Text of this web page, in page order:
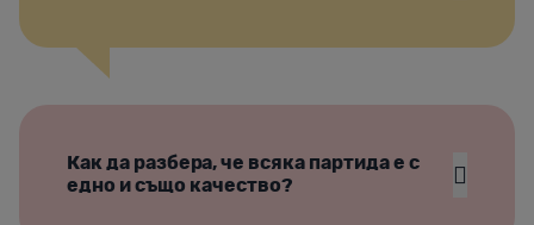
Как да разбера, че всяка партида е с
едно и също качество?